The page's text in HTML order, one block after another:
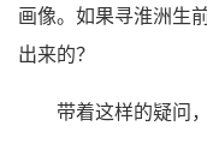
画像。如果寻淮洲生
出来的？
带着这样的疑问